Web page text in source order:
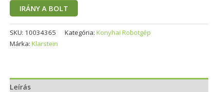
IRÁNY A BOLT
SKU: 10034365 Kategória: Konyhai Robotgép
Márka: Klarstein
Leírás